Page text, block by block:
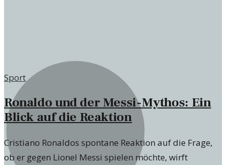
Sport
Ronaldo und der Messi-Mythos: Ein
Blick auf die Reaktion
Cristiano Ronaldos spontane Reaktion auf die Frage,
ob er gegen Lionel Messi spielen möchte, wirft